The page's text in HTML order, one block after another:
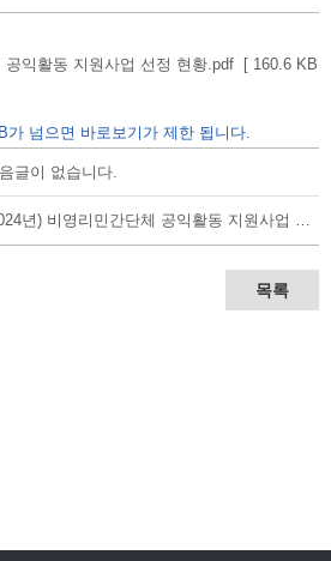
공익활동 지원사업 선정 현황.pdf [ 160.6 KB
넘으면 바로보기가 제한 됩니다.
글이 없습니다.
(2024년) 비영리민간단체 공익활동 지원사업 교부결정 내역
목록